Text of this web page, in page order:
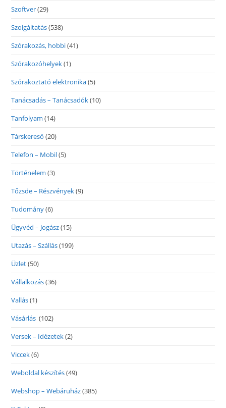
Szoftver(29)
Szolgáltatás(538)
Szórakozás, hobbi(41)
Szórakozóhelyek(1)
Szórakoztató elektronika(5)
Tanácsadás – Tanácsadók(10)
Tanfolyam (14)
Társkereső (20)
Telefon – Mobil(5)
Történelem (3)
Tőzsde – Részvények(9)
Tudomány(6)
Ügyvéd – Jogász(15)
Utazás – Szállás(199)
Üzlet(50)
Vállalkozás(36)
Vallás(1)
Vásárlás (102)
Versek – Idézetek(2)
Viccek(6)
Weboldal készítés(49)
Webshop – Webáruház(385)